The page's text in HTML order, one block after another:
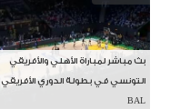
بث مباشر لمباراة الأهلي والأفريقي
التونسي في بطولة الدوري الأفريقي
BAL